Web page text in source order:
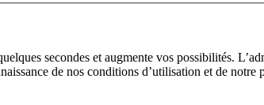
secondes et augmente vos possibilités.
de nos conditions d’utilisation et de